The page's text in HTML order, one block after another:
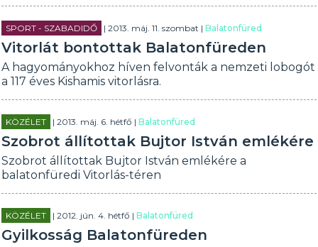
SPORT - SZABADIDŐ | 2013. máj. 11. szombat |Balatonfüred
Vitorlát bontottak Balatonfüreden
A hagyományokhoz híven felvonták a nemzeti lobogót
a 117 éves Kishamis vitorlásra.
KÖZÉLET | 2013. máj. 6. hétfő |Balatonfüred
Szobrot állítottak Bujtor István emlékére
Szobrot állítottak Bujtor István emlékére a
balatonfüredi Vitorlás-téren
KÖZÉLET | 2012. jún. 4. hétfő |Balatonfüred
Gyilkosság Balatonfüreden